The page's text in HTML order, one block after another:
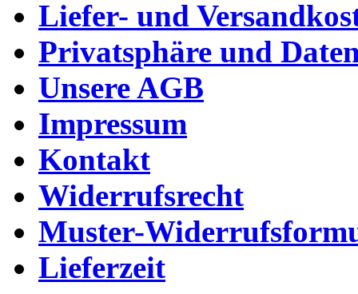
Liefer- und
Privatsphäre und
Unsere AGB
Impressum
Kontakt
Widerrufsrecht
Muster-
Lieferzeit